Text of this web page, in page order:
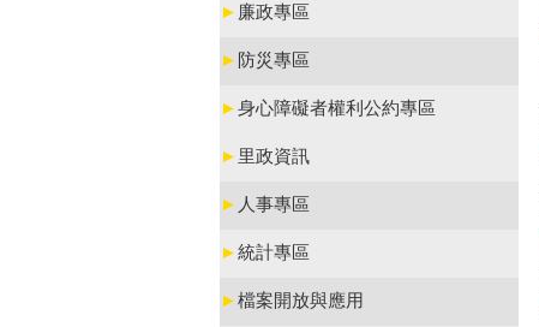
► 廉政專區
► 防災專區
►身心障礙者權利公約專區
► 里政資訊
► 人事專區
►統計專區
►檔案開放與應用